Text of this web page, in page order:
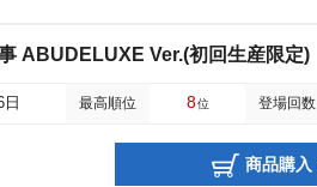
ABUDELUXE Ver.(初回生産限定)
最高順位 8位 登場回数
商品購入